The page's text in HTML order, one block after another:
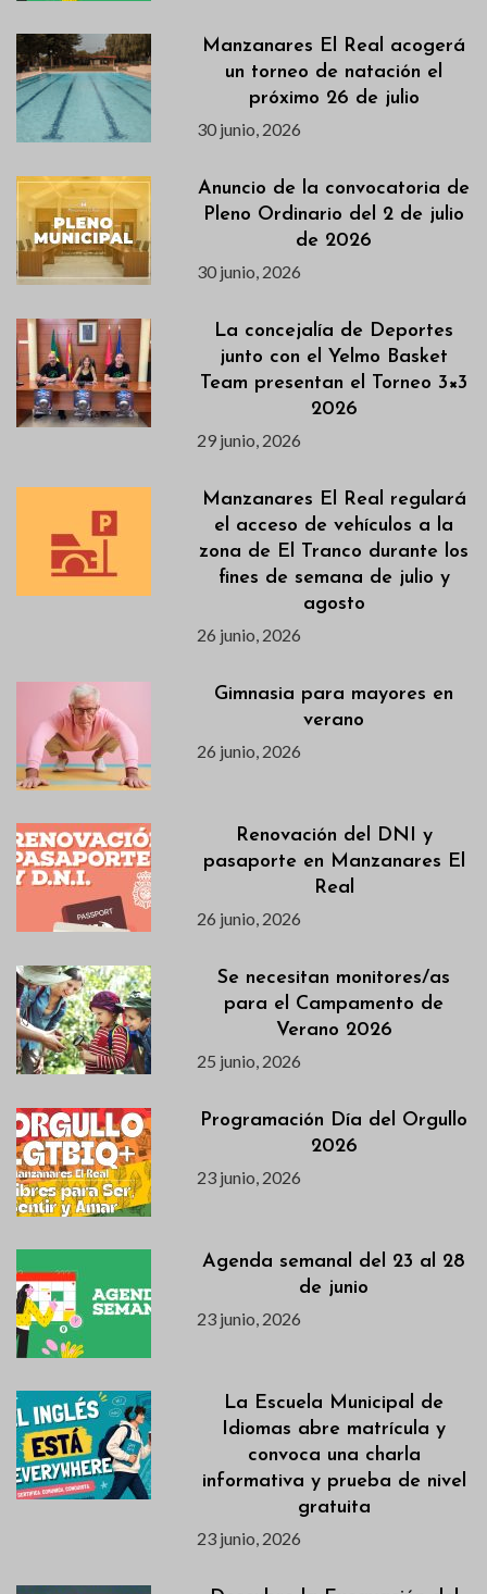
Manzanares El Real acogerá
un torneo de natación el
próximo 26 de julio
30 junio, 2026
Anuncio de la convocatoria de
Pleno Ordinario del 2 de julio
de 2026
30 junio, 2026
La concejalía de Deportes
junto con el Yelmo Basket
Team presentan el Torneo 3×3
2026
29 junio, 2026
Manzanares El Real regulará
el acceso de vehículos a la
zona de El Tranco durante los
fines de semana de julio y
agosto
26 junio, 2026
Gimnasia para mayores en
verano
26 junio, 2026
Renovación del DNI y
pasaporte en Manzanares El
Real
26 junio, 2026
Se necesitan monitores/as
para el Campamento de
Verano 2026
25 junio, 2026
Programación Día del Orgullo
2026
23 junio, 2026
Agenda semanal del 23 al 28
de junio
23 junio, 2026
La Escuela Municipal de
Idiomas abre matrícula y
convoca una charla
informativa y prueba de nivel
gratuita
23 junio, 2026